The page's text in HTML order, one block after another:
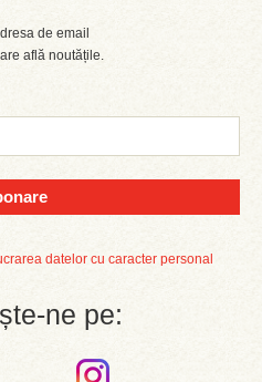
de email
află noutățile.
datelor cu caracter personal
ne pe: